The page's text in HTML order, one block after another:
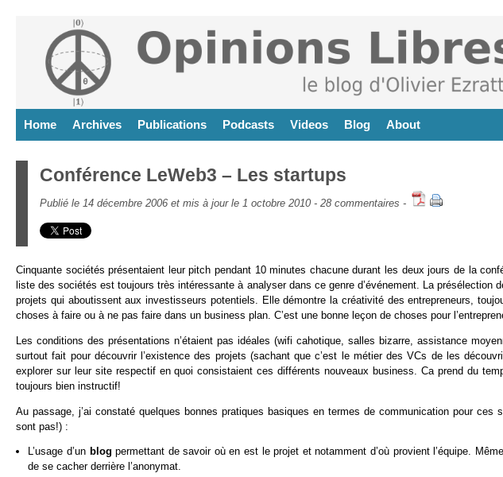
Home Archives Publications Podcasts Videos Blog About
Conférence LeWeb3 – Les startups
Publié le 14 décembre 2006 et mis à jour le 1 octobre 2010 - 28 commentaires -
Cinquante sociétés présentaient leur pitch pendant 10 minutes chacune durant les deux jours de la
liste des sociétés est toujours très intéressante à analyser dans ce genre d’événement. La présélection
projets qui aboutissent aux investisseurs potentiels. Elle démontre la créativité des entrepreneurs,
choses à faire ou à ne pas faire dans un business plan. C’est une bonne leçon de choses pour
Les conditions des présentations n’étaient pas idéales (wifi cahotique, salles bizarre, assistance
surtout fait pour découvrir l’existence des projets (sachant que c’est le métier des VCs de les
explorer sur leur site respectif en quoi consistaient ces différents nouveaux business. Ca prend du
toujours bien instructif!
Au passage, j’ai constaté quelques bonnes pratiques basiques en termes de communication pour ces
sont pas!) :
L’usage d’un blog permettant de savoir où en est le projet et notamment d’où provient l’équipe.
de se cacher derrière l’anonymat.